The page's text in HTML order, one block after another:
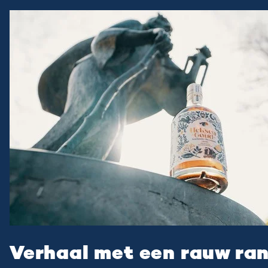
Verhaal met een rauw